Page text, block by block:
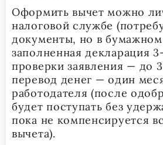
Оформить вычет можно
налоговой службе
документы, но в бумажном
заполненная декларация
проверки заявления — до
перевод денег — один
работодателя (после
будет поступать без
пока не компенсируется
вычета).